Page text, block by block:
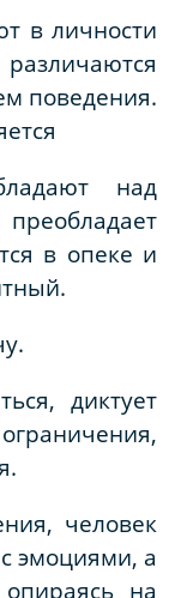
в личности
поведения.
над
в опеке и
диктует
человек
эмоциями, а
на